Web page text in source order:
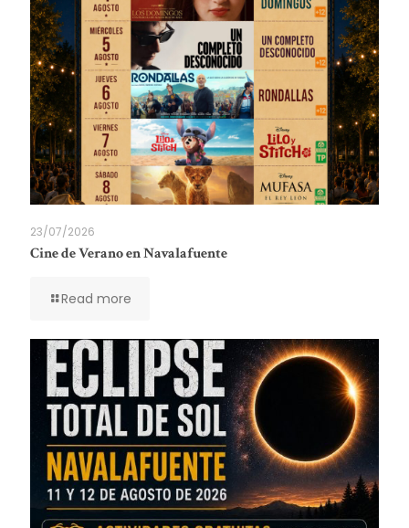
23/07/2026
Cine de Verano en Navalafuente
Read more